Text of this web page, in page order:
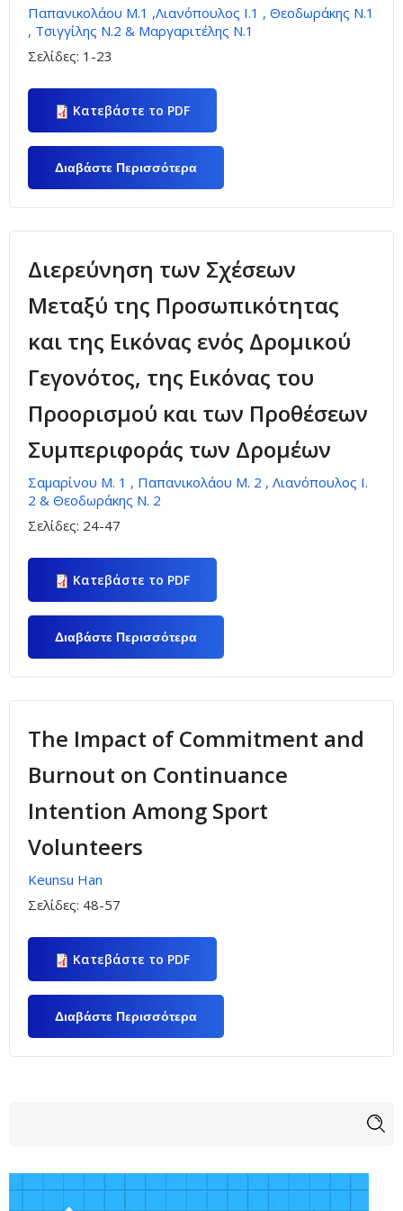
Παπανικολάου Μ.1 ,Λιανόπουλος Ι.1 , Θεοδωράκης Ν.1
, Τσιγγίλης Ν.2 & Μαργαριτέλης Ν.1
Σελίδες: 1-23
Κατεβάστε το PDF
Διαβάστε Περισσότερα
Προσωπικότητας Του
Διερεύνηση των Σχέσεων
Μεταξύ της Προσωπικότητας
και της Εικόνας ενός Δρομικού
Γεγονότος, της Εικόνας του
Προορισμού και των Προθέσεων
Συμπεριφοράς των Δρομέων
Σαμαρίνου Μ. 1 , Παπανικολάου Μ. 2 , Λιανόπουλος Ι.
2 & Θεοδωράκης Ν. 2
Σελίδες: 24-47
Κατεβάστε το PDF
Διαβάστε Περισσότερα
Εικόνας Ενός Δρομικού
Των Δρομέων
The Impact of Commitment and
Burnout on Continuance
Intention Among Sport
Volunteers
Keunsu Han
Σελίδες: 48-57
Κατεβάστε το PDF
Διαβάστε Περισσότερα
Among Sport Volunteers